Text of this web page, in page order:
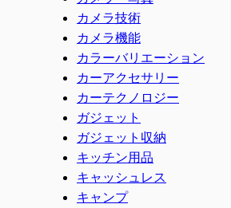
カメラ技術
カメラ機能
カラーバリエーション
カーアクセサリー
カーテクノロジー
ガジェット
ガジェット収納
キッチン用品
キャッシュレス
キャンプ